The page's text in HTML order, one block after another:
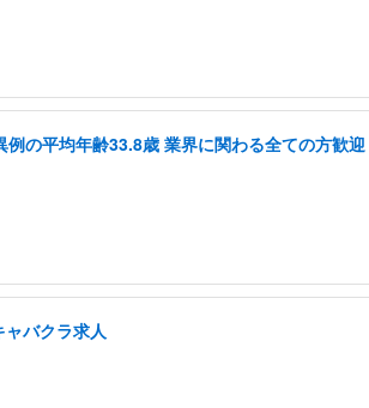
の平均年齢33.8歳 業界に関わる全ての方歓
バクラ求人